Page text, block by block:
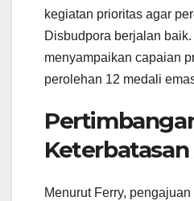
kegiatan prioritas agar
Disbudpora berjalan
menyampaikan capaian
perolehan 12 medali
Menurut Ferry,